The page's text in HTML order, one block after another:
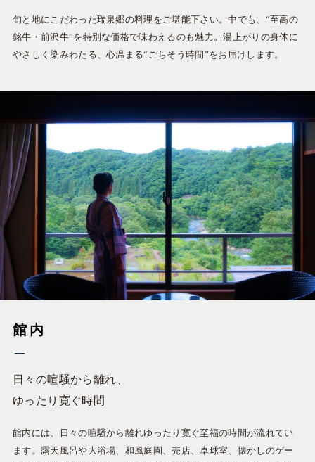
旬と地にこだわった瑞泉郷の料理をご堪能下さい。中でも、“至高の
銘牛・前沢牛”を特別な価格で味わえるのも魅力。湯上がりの身体に
やさしく染みわたる、心温まる“ごちそう時間”をお届けします。
館内
日々の喧騒から離れ、
ゆったり寛ぐ時間
館内には、日々の喧騒から離れゆったり寛ぐ至福の時間が流れてい
ます。露天風呂や大浴場、和風庭園、売店、卓球室、懐かしのゲー